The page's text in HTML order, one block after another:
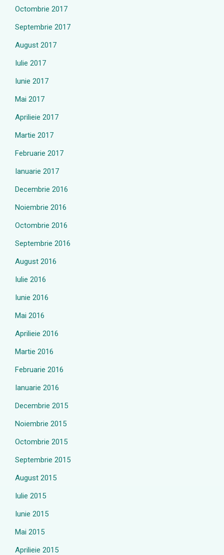
Octombrie 2017
Septembrie 2017
August 2017
Iulie 2017
Iunie 2017
Mai 2017
Aprilieie 2017
Martie 2017
Februarie 2017
Ianuarie 2017
Decembrie 2016
Noiembrie 2016
Octombrie 2016
Septembrie 2016
August 2016
Iulie 2016
Iunie 2016
Mai 2016
Aprilieie 2016
Martie 2016
Februarie 2016
Ianuarie 2016
Decembrie 2015
Noiembrie 2015
Octombrie 2015
Septembrie 2015
August 2015
Iulie 2015
Iunie 2015
Mai 2015
Aprilieie 2015